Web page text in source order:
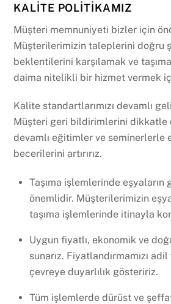
KALITE POLITIKAMIZ
Müşteri memnuniyeti bizler için
Müşterilerimizin taleplerini doğru
beklentilerini karşılamak ve
daima nitelikli bir hizmet vermek
Kalite standartlarımızı devamlı
Müşteri geri bildirimlerini dikkatle
devamlı eğitimler ve seminerlerle
becerilerini artırırız.
Taşıma işlemlerinde
önemlidir. Müşterilerimizin
taşıma işlemlerinde itinayla
Uygun fiyatlı, ekonomik ve
sunarız. Fiyatlandırmamızı
çevreye duyarlılık gösteririz.
Tüm işlemlerde dürüst ve